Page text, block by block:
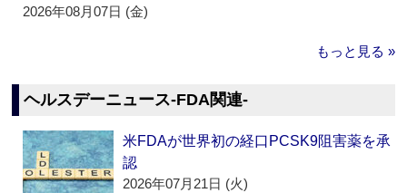
2026年08月07日 (金)
もっと見る »
ヘルスデーニュース‐FDA関連‐
米FDAが世界初の経口PCSK9阻害薬を承
認
2026年07月21日 (火)